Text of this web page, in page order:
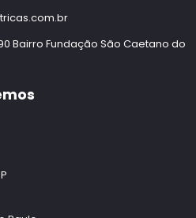
Bairro Fundação São Caetano do